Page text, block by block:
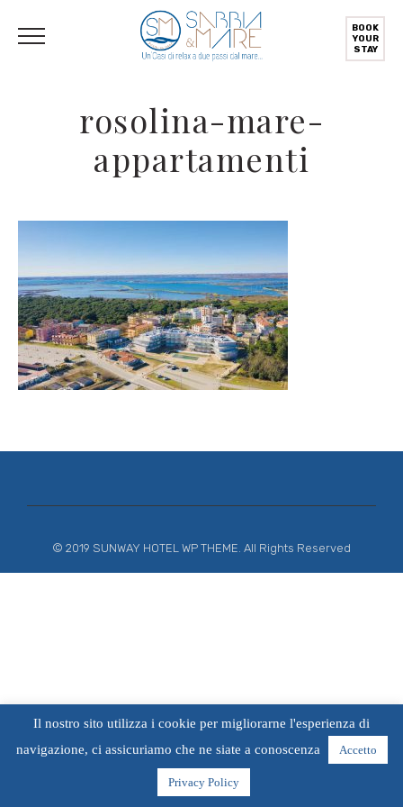
BOOK
YOUR
STAY
rosolina-mare-
appartamenti
© 2019 SUNWAY HOTEL WP THEME. All Rights Reserved
Il nostro sito utilizza i cookie per migliorarne l'esperienza di
navigazione, ci assicuriamo che ne siate a conoscenza
Accetto
Privacy Policy
) Deutsch Italienisch)